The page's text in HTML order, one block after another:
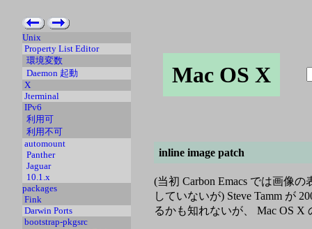
Unix
Property List Editor
環境変数
Daemon 起動
X
Jterminal
IPv6
利用可
利用不可
automount
Panther
Jaguar
10.1.x
packages
Fink
Darwin Ports
bootstrap-pkgsrc
Mac OS X
inline image patch
(当初 Carbon Emacs では画像
していないが) Steve Tamm が
るかも知れないが、 Mac OS X